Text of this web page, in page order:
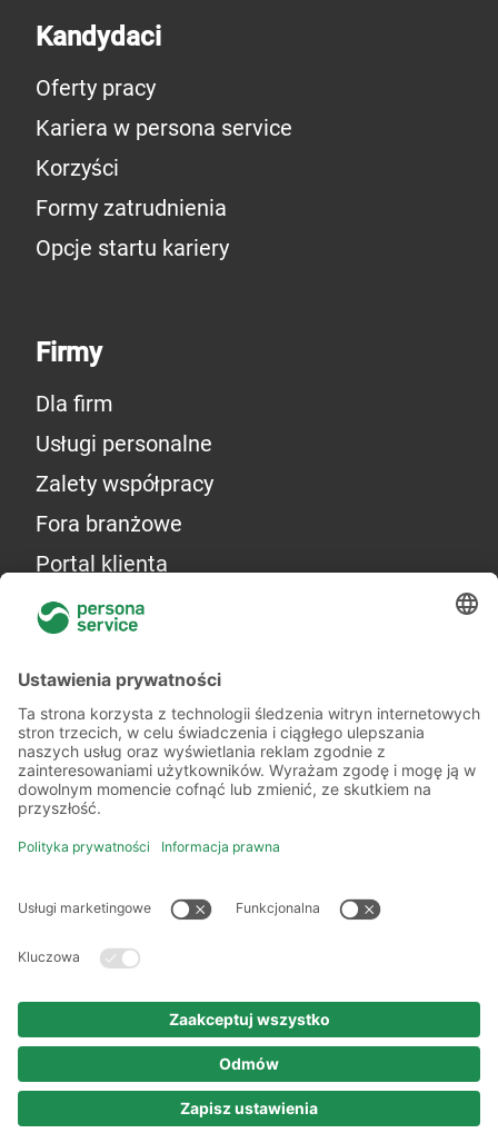
Kandydaci
Oferty pracy
Kariera w persona service
Korzyści
Formy zatrudnienia
Opcje startu kariery
Firmy
Dla firm
Usługi personalne
Zalety współpracy
Fora branżowe
Portal klienta
Więcej o nas
Kilka słów o nas
Oddziały
Akademia
Informacje prawne
Polityka prywatności
Prawa autorskie